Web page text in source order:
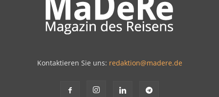
Kontaktieren Sie uns: redaktion@madere.de